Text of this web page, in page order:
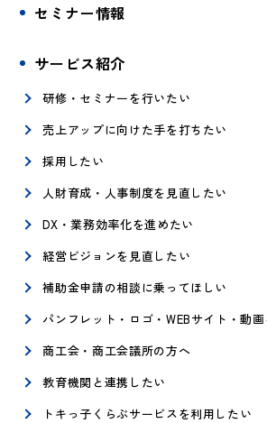
セミナー情報
サービス紹介
研修・セミナーを行いたい
売上アップに向けた手を打ちたい
採用したい
人財育成・人事制度を見直したい
DX・業務効率化を進めたい
経営ビジョンを見直したい
補助金申請の相談に乗ってほしい
パンフレット・ロゴ・WEBサイト・動
商工会・商工会議所の方へ
教育機関と連携したい
トキっ子くらぶサービスを利用したい